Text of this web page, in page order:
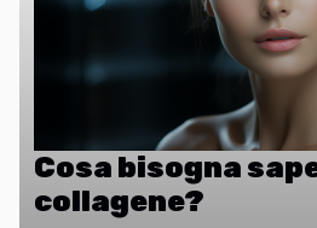
Cosa bisogna
collagene?